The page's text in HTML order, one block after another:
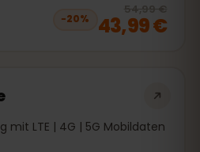
−20%
54,99 €
43,99 €
mit LTE | 4G | 5G Mobildaten